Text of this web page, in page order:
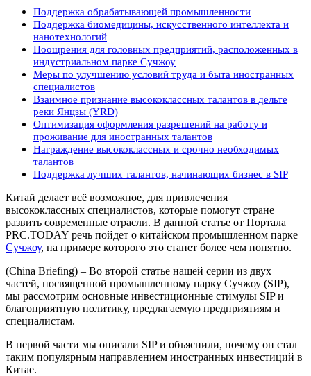
Поддержка обрабатывающей промышленности
Поддержка биомедицины, искусственного интеллекта и
нанотехнологий
Поощрения для головных предприятий, расположенных в
индустриальном парке Сучжоу
Меры по улучшению условий труда и быта иностранных
специалистов
Взаимное признание высококлассных талантов в дельте
реки Янцзы (YRD)
Оптимизация оформления разрешений на работу и
проживание для иностранных талантов
Награждение высококлассных и срочно необходимых
талантов
Поддержка лучших талантов, начинающих бизнес в SIP
Китай делает всё возможное, для привлечения
высококлассных специалистов, которые помогут стране
развить современные отрасли. В данной статье от Портала
PRC.TODAY речь пойдет о китайском промышленном парке
Сучжоу, на примере которого это станет более чем понятно.
(China Briefing) – Во второй статье нашей серии из двух
частей, посвященной промышленному парку Сучжоу (SIP),
мы рассмотрим основные инвестиционные стимулы SIP и
благоприятную политику, предлагаемую предприятиям и
специалистам.
В первой части мы описали SIP и объяснили, почему он стал
таким популярным направлением иностранных инвестиций в
Китае.